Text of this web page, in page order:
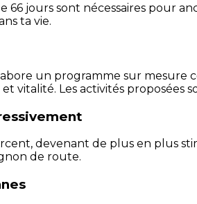
jours sont nécessaires pour
ta vie.
un programme sur mesure
vitalité. Les activités proposées
devenant de plus en plus
de route.